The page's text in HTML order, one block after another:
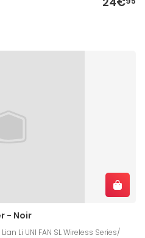
- Noir
Li UNI FAN SL Wireless Series/